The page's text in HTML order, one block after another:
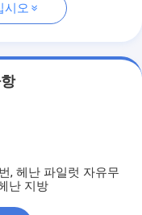
시오
, 헤난 파일럿 자유무
난 지방